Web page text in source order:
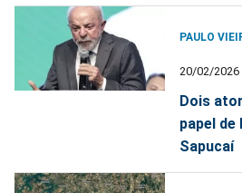
PAULO
20/02/2026
Dois
papel de
Sapucaí